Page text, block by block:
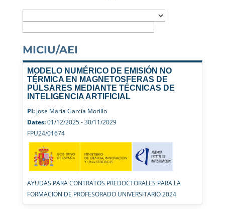
MICIU/AEI
MODELO NUMÉRICO DE EMISIÓN NO
TÉRMICA EN MAGNETOSFERAS DE
PÚLSARES MEDIANTE TÉCNICAS DE
INTELIGENCIA ARTIFICIAL
PI:José María García Morillo
Dates:01/12/2025 - 30/11/2029
FPU24/01674
AYUDAS PARA CONTRATOS PREDOCTORALES PARA LA
FORMACION DE PROFESORADO UNIVERSITARIO 2024